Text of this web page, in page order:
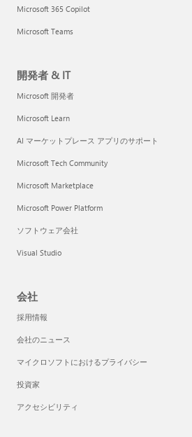
Microsoft 365 Copilot
Microsoft Teams
開発者 & IT
Microsoft 開発者
Microsoft Learn
AI マーケットプレース アプリのサポート
Microsoft Tech Community
Microsoft Marketplace
Microsoft Power Platform
ソフトウェア会社
Visual Studio
会社
採用情報
会社のニュース
マイクロソフトにおけるプライバシー
投資家
アクセシビリティ